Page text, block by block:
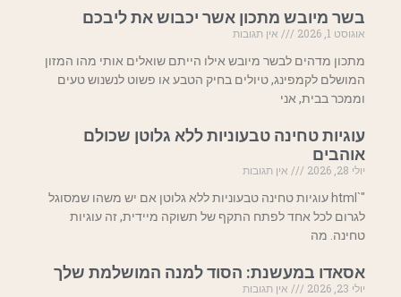
בשר מיובש מתכון אשר יכבוש את ליבכם
אוגוסט 1, 2026
אין תגובות
מתכון מדהים לבשר מיובש אילו הייתם שואלים אותי מהו המזון
המושלם לקמפינג, טיולים בחיק הטבע או פשוט לנשנוש טעים
וממכר בבית, אני
עוגיות טחינה טבעוניות ללא גלוטן שכולם
אוהבים
יולי 28, 2026
אין תגובות
"`html עוגיות טחינה טבעוניות ללא גלוטן אם יש משהו שמסוגל
לגרום לכל אחד לפתח התקף של תשוקה מיידית, זה עוגיות
טחינה. מה
אסאדו במעשנת: הסוד למנה המושלמת שלך
יולי 23, 2026
אין תגובות